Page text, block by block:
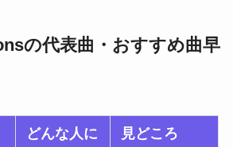
の代表曲・おすすめ曲早
どんな人に
見どころ